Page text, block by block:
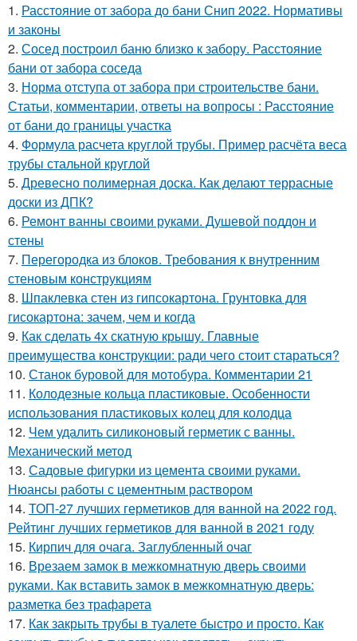
1. Расстояние от забора до бани Снип 2022. Нормативы
и законы
2. Сосед построил баню близко к забору. Расстояние
бани от забора соседа
3. Норма отступа от забора при строительстве бани.
Статьи, комментарии, ответы на вопросы : Расстояние
от бани до границы участка
4. Формула расчета круглой трубы. Пример расчёта веса
трубы стальной круглой
5. Древесно полимерная доска. Как делают террасные
доски из ДПК?
6. Ремонт ванны своими руками. Душевой поддон и
стены
7. Перегородка из блоков. Требования к внутренним
стеновым конструкциям
8. Шпаклевка стен из гипсокартона. Грунтовка для
гисокартона: зачем, чем и когда
9. Как сделать 4х скатную крышу. Главные
преимущества конструкции: ради чего стоит стараться?
10. Станок буровой для мотобура. Комментарии 21
11. Колодезные кольца пластиковые. Особенности
использования пластиковых колец для колодца
12. Чем удалить силиконовый герметик с ванны.
Механический метод
13. Садовые фигурки из цемента своими руками.
Нюансы работы с цементным раствором
14. ТОП-27 лучших герметиков для ванной на 2022 год.
Рейтинг лучших герметиков для ванной в 2021 году
15. Кирпич для очага. Заглубленный очаг
16. Врезаем замок в межкомнатную дверь своими
руками. Как вставить замок в межкомнатную дверь:
разметка без трафарета
17. Как закрыть трубы в туалете быстро и просто. Как